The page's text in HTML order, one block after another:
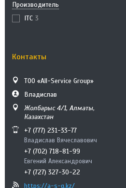
Производитель
ITC 3
Контакты
ТОО «All-Service Group»
Владислав
Жолбарыс 4/1, Алматы,
Казахстан
+7 (777) 231-33-77
Владислав Вячеславович
+7 (702) 718-81-99
Евгений Александрович
+7 (727) 327-30-22
https://a-s-g.kz/